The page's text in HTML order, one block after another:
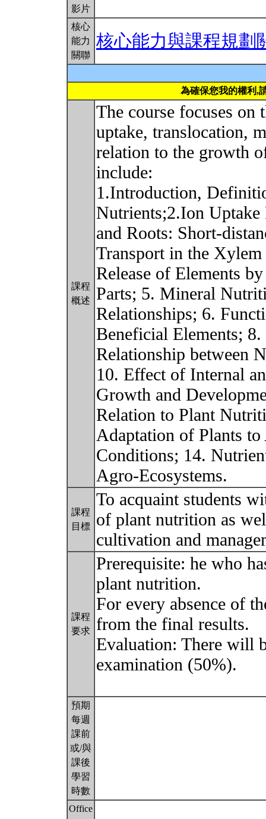
影片
核心
能力
關聯
核心能力與課程規劃
為確保您我的權利,
課程
概述
The course focuses on
uptake, translocation,
relation to the growth
include:
1.Introduction,
Nutrients;2.Ion
and Roots: Short-
Transport in the
Release of Elements
Parts; 5. Mineral
Relationships; 6.
Beneficial Elements;
Relationship between
10. Effect of Internal
Growth and
Relation to Plant
Adaptation of Plants
Conditions; 14.
Agro-Ecosystems.
課程
目標
To acquaint students
of plant nutrition as
cultivation and
課程
要求
Prerequisite: he who
plant nutrition.
For every absence of
from the final results.
Evaluation: There will
examination (50%).
預期
每週
課前
或/與
課後
學習
時數
Office